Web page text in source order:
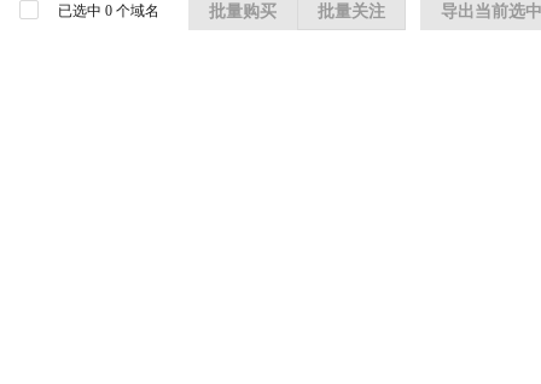
已选中 0 个域名 批量购买 批量关注 导出当前选中